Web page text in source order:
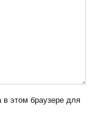
этом браузере для